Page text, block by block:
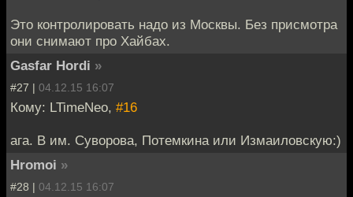
Это контролировать надо из Москвы. Без присмотра
они снимают про Хайбах.
Gasfar Hordi »
#27 | 04.12.15 16:07
Кому: LTimeNeo, #16
ага. В им. Суворова, Потемкина или Измаиловскую:)
Hromoi »
#28 | 04.12.15 16:07